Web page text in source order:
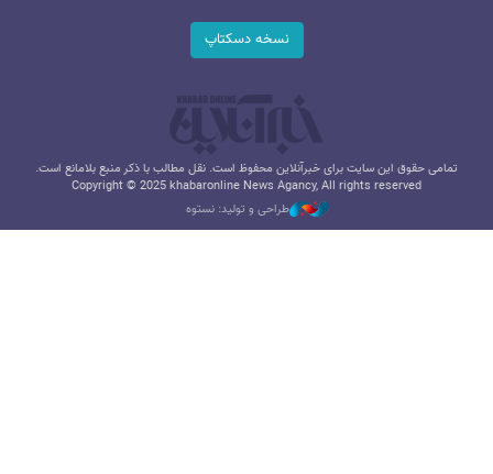
نسخه دسکتاپ
تمامی حقوق این سایت برای خبرآنلاین محفوظ است. نقل مطالب با ذکر منبع بلامانع است.
Copyright © 2025 khabaronline News Agancy, All rights reserved
طراحی و تولید: نستوه